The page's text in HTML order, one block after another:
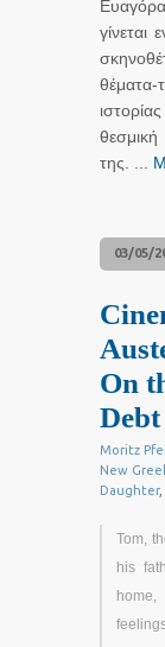
της. ...
03/05/
On
Moritz
New
Daughter,
Tom,
his